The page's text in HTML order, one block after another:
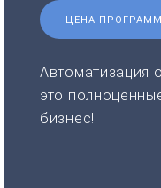
ЦЕНА
Автоматизация
это
бизнес!